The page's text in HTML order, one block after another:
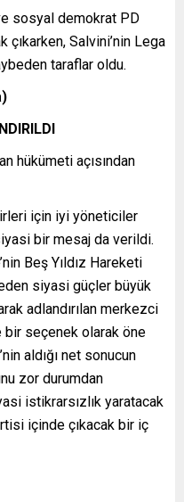
sosyal demokrat PD
Salvini’nin Lega
taraflar oldu.
hükümeti açısından
için iyi yöneticiler
bir mesaj da verildi.
Beş Yıldız Hareketi
siyasi güçler büyük
adlandırılan merkezci
seçenek olarak öne
aldığı net sonucun
zor durumdan
istikrarsızlık yaratacak
içinde çıkacak bir iç